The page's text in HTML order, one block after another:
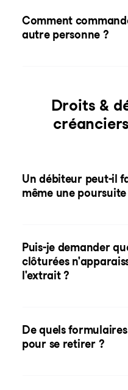
Comment
autre personne ?
Droits &
Un débiteur peut-il
même une poursuite
Puis-je demander
clôturées
l'extrait ?
De quels
pour se retirer ?